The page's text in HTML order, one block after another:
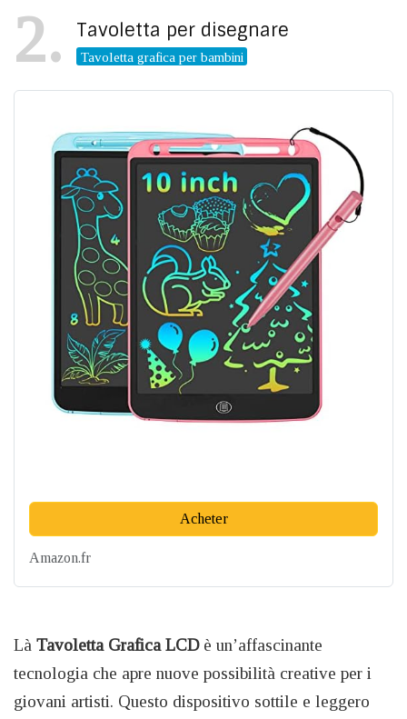
2 Tavoletta per disegnare
Tavoletta grafica per bambini
Acheter
Amazon.fr
Là Tavoletta Grafica LCDè un’affascinante
tecnologia che apre nuove possibilità creative per i
giovani artisti. Questo dispositivo sottile e leggero